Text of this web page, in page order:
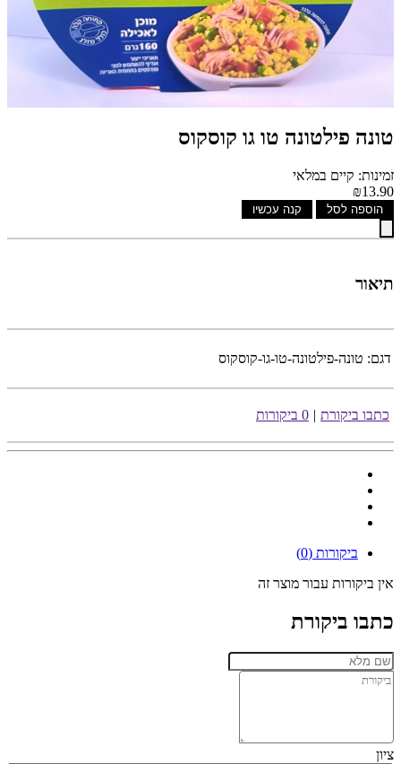
טונה פילטונה טו גו קוסקוס
זמינות: קיים במלאי
₪13.90
הוספה לסל קנה עכשיו
תיאור
דגם: טונה-פילטונה-טו-גו-קוסקוס
כתבו ביקורת | 0 ביקורות
ביקורות (0)
אין ביקורות עבור מוצר זה
כתבו ביקורת
ציון